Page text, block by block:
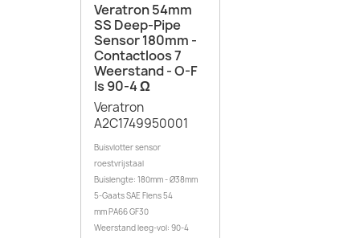
Veratron 54mm
SS Deep-Pipe
Sensor 180mm -
Contactloos 7
Weerstand - O-F
Is 90-4 Ω
Veratron
A2C1749950001
Buisvlotter sensor
roestvrijstaal
Buislengte: 180mm - Ø38mm
5-Gaats SAE Flens 54
mm PA66 GF30
Weerstand leeg-vol: 90-4